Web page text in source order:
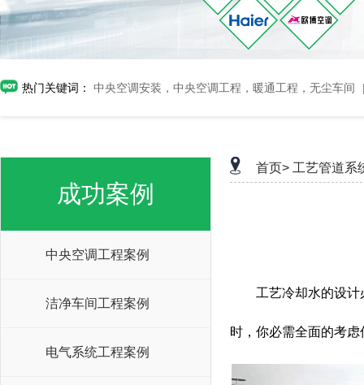
热门关键词： 中央空调安装，中央空调工程，暖通工程，无尘车间
成功案例
中央空调工程案例
洁净车间工程案例
电气系统工程案例
首页> 工艺管道系
工艺冷却水的设
时，你必需全面的考